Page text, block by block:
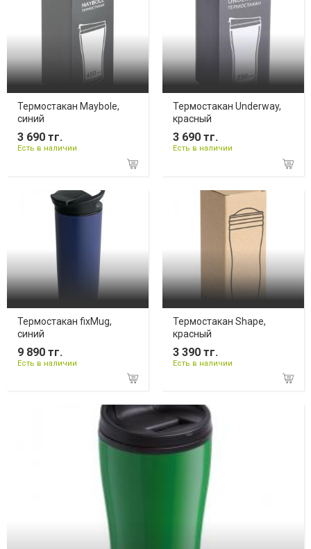
Термостакан Maybole,
синий
3 690 тг.
Есть в наличии
Термостакан Underway,
красный
3 690 тг.
Есть в наличии
Термостакан fixMug,
синий
9 890 тг.
Есть в наличии
Термостакан Shape,
красный
3 390 тг.
Есть в наличии